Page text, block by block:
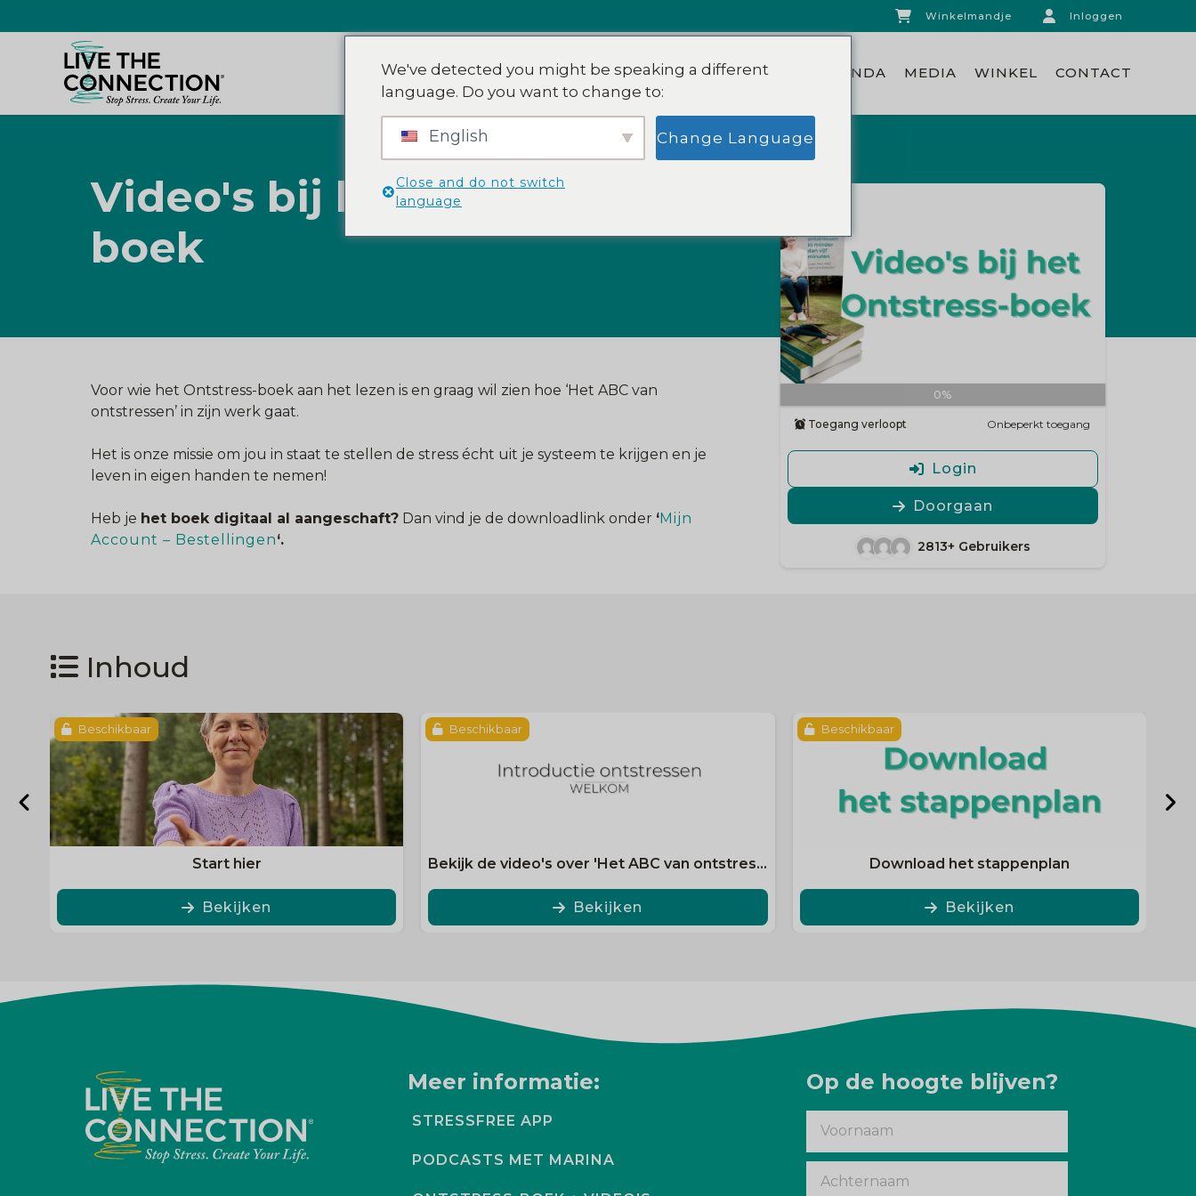
Winkelmandje Inloggen
METHODE WORKSHOPS DOORBREKEN AGENDA MEDIA WINKEL CONTACT
Video's bij het Ontstress-
boek
Voor wie het Ontstress-boek aan het lezen is en graag wil zien hoe ‘Het ABC van
ontstressen’ in zijn werk gaat.
Het is onze missie om jou in staat te stellen de stress écht uit je systeem te krijgen en je
leven in eigen handen te nemen!
Heb je het boek digitaal al aangeschaft? Dan vind je de downloadlink onder ‘Mijn
Account – Bestellingen‘.
0%
Toegang verloopt Onbeperkt toegang
Login
Doorgaan
2813+ Gebruikers
Inhoud
Beschikbaar
Start hier
Bekijken
Beschikbaar
Bekijk de video's over 'Het ABC van ontstressen'
Bekijken
Beschikbaar
Download het stappenplan
Bekijken
Meer informatie:
STRESSFREE APP
PODCASTS MET MARINA
Op de hoogte blijven?
We've detected you might be speaking a different
language. Do you want to change to:
English Change Language
Close and do not switch
language